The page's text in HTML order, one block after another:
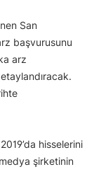
San
başvurusunu
arz
hisselerini
şirketinin